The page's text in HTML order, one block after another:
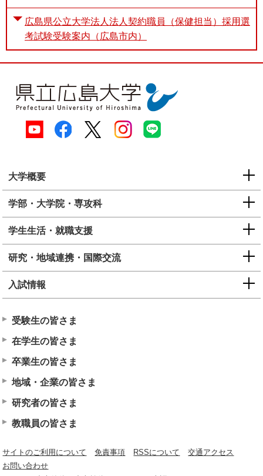
広島県公立大学法人法人契約職員（保健担当）採用選
考試験受験案内（広島市内）
大学概要
学部・大学院・専攻科
学生生活・就職支援
研究・地域連携・国際交流
入試情報
受験生の皆さま
在学生の皆さま
卒業生の皆さま
地域・企業の皆さま
研究者の皆さま
教職員の皆さま
サイトのご利用について 免責事項 RSSについて
交通アクセス
お問い合わせ